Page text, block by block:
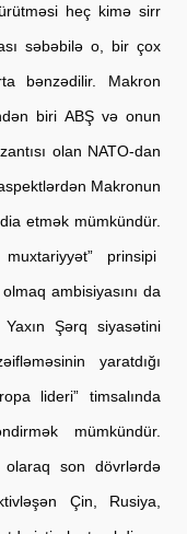
heç kimə sirr
səbəbilə o, bir çox
bənzədilir. Makron
biri ABŞ və onun
olan NATO-dan
Makronun
etmək mümkündür.
prinsipi
ambisiyasını da
Şərq siyasətini
yaratdığı
lideri” timsalında
mümkündür.
olaraq son dövrlərdə
Çin, Rusiya,